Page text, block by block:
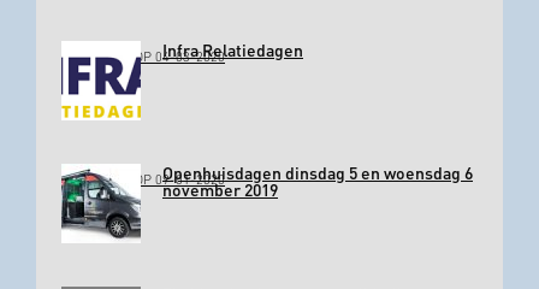
GEPLAATST OP 04-03-2020Infra Relatiedagen
GEPLAATST OP 09-01-2020Openhuisdagen dinsdag 5 en woensdag 6
november 2019